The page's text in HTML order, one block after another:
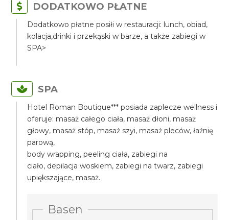
DODATKOWO PŁATNE
Dodatkowo płatne posiłi w restauracji: lunch, obiad,
kolacja,drinki i przekąski w barze, a także zabiegi w
SPA>
SPA
Hotel Roman Boutique*** posiada zaplecze wellness i
oferuje: masaż całego ciała, masaż dłoni, masaż
głowy, masaż stóp, masaż szyi, masaż pleców, łaźnię
parową,
body wrapping, peeling ciała, zabiegi na
ciało, depilacja woskiem, zabiegi na twarz, zabiegi
upiększające, masaż.
Basen